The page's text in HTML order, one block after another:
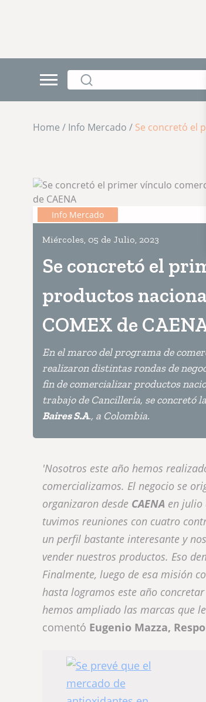
Home / Info Mercado / Se concretó el
Info Mercado
Miércoles, 05 de Julio, 2023
Se concretó el
productos
COMEX de
En el marco del programa de
realizaron distintas rondas de
fin de comercializar productos
trabajo de Cancillería, se concretó
Baires S.A., a Colombia.
'Nosotros este año hemos
comercializamos. El negocio se
organizaron desde CAENA en julio
tuvimos reuniones con cuatro
un perfil bastante interesante y
vender nuestros productos. Eso
Finalmente, luego de esa misión
hasta logramos este año
hemos ampliado las marcas que
comentó Eugenio Mazza,